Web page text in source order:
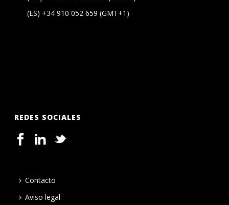
(ES) +34 910 052 659 (GMT+1)
REDES SOCIALES
Contacto
Aviso legal